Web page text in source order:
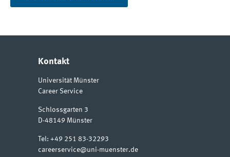
Kontakt
Universität Münster
Career Service
Schlossgarten 3
D-48149 Münster
Tel: +49 251 83-32293
careerservice@uni-muenster.de